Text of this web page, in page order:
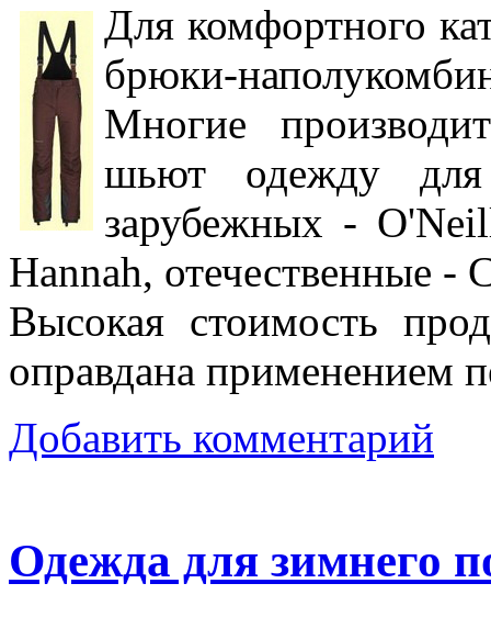
Для комфортного
брюки-
Многие
шьют одежду для
зарубежных -
Hannah, отечественные -
Высокая стоимость
оправдана применением
Добавить комментарий
Одежда для зимнего